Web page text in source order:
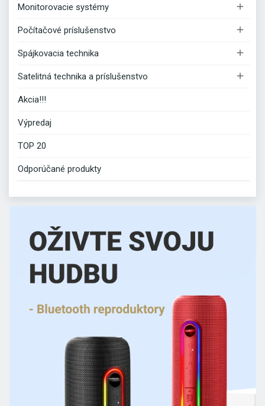
Monitorovacie systémy 
Počítačové príslušenstvo 
Spájkovacia technika 
Satelitná technika a príslušenstvo 
Akcia!!!
Výpredaj
TOP 20
Odporúčané produkty